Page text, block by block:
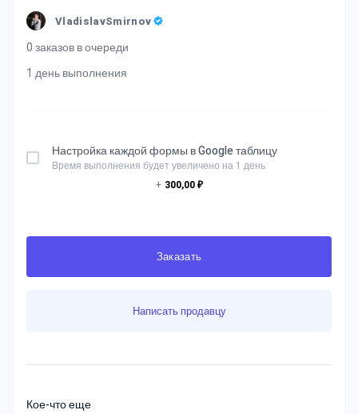
VladislavSmirnov
0 заказов в очереди
1 день выполнения
Настройка каждой формы в Google таблицу
Время выполнения будет увеличено на 1 день
+ 300,00 ₽
Заказать
Написать продавцу
Кое-что еще